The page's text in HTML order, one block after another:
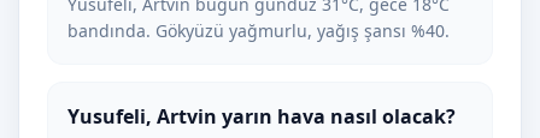
bandında. Gökyüzü yağmurlu, yağış şansı %40.
Yusufeli, Artvin yarın hava nasıl olacak?